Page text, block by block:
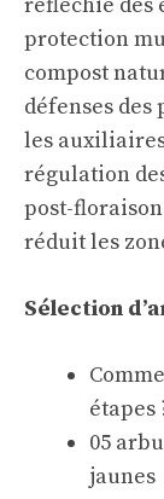
protection
compost
défenses
les
régulation
post-
réduit les
Sélection
étapes
05
jaunes